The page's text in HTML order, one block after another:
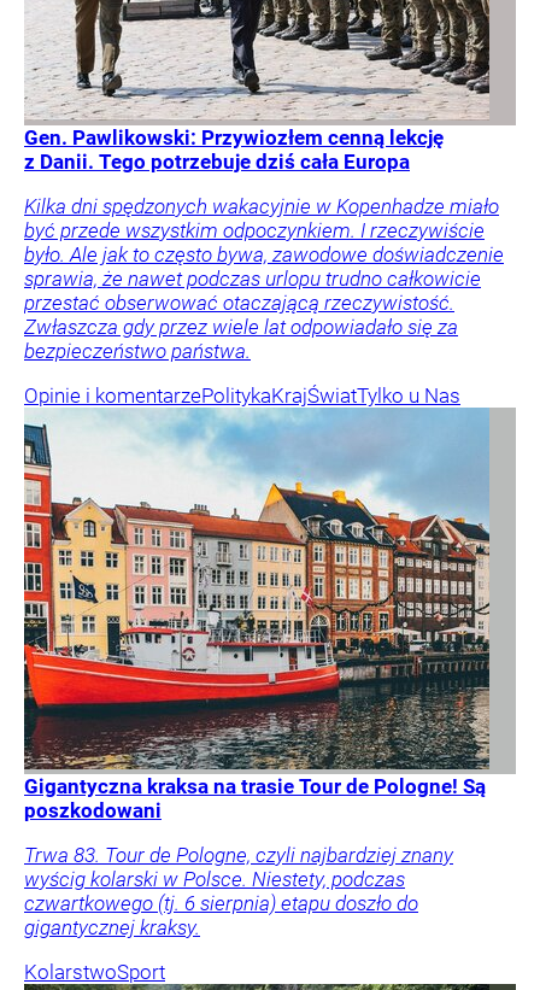
Gen. Pawlikowski: Przywiozłem cenną lekcję
z Danii. Tego potrzebuje dziś cała Europa
Kilka dni spędzonych wakacyjnie w Kopenhadze miało
być przede wszystkim odpoczynkiem. I rzeczywiście
było. Ale jak to często bywa, zawodowe doświadczenie
sprawia, że nawet podczas urlopu trudno całkowicie
przestać obserwować otaczającą rzeczywistość.
Zwłaszcza gdy przez wiele lat odpowiadało się za
bezpieczeństwo państwa.
Opinie i komentarzePolitykaKrajŚwiatTylko u Nas
Gigantyczna kraksa na trasie Tour de Pologne! Są
poszkodowani
Trwa 83. Tour de Pologne, czyli najbardziej znany
wyścig kolarski w Polsce. Niestety, podczas
czwartkowego (tj. 6 sierpnia) etapu doszło do
gigantycznej kraksy.
KolarstwoSport